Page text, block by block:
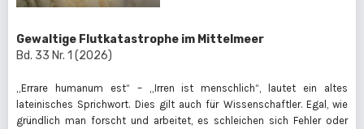
Gewaltige Flutkatastrophe im Mittelmeer
Bd. 33 Nr. 1 (2026)
„Errare humanum est“ – „Irren ist menschlich“, lautet ein altes
lateinisches Sprichwort. Dies gilt auch für Wissenschaftler. Egal, wie
gründlich man forscht und arbeitet, es schleichen sich Fehler oder